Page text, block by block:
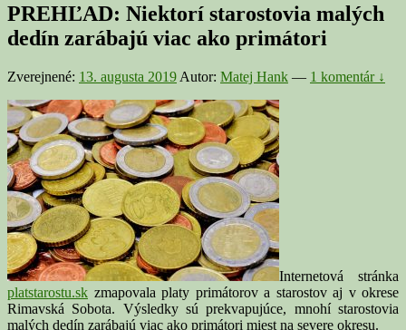
PREHĽAD: Niektorí starostovia malých
dedín zarábajú viac ako primátori
Zverejnené: 13. augusta 2019 Autor: Matej Hank — 1 komentár ↓
Internetová stránka
platstarostu.sk zmapovala platy primátorov a starostov aj v okrese
Rimavská Sobota. Výsledky sú prekvapujúce, mnohí starostovia
malých dedín zarábajú viac ako primátori miest na severe okresu.